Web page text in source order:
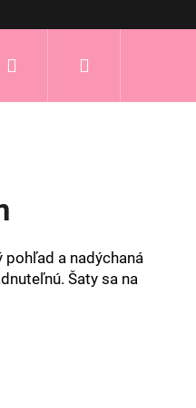
Prihlásenie
a nadýchaná
Šaty sa na